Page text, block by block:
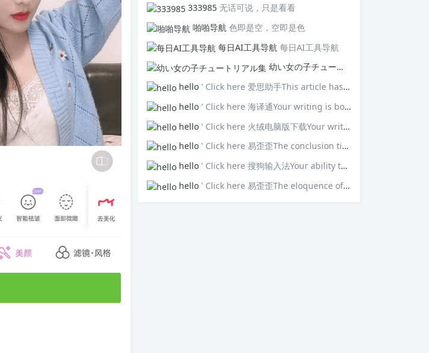
333985 无话可说，只是看看
啪啪导航 色即是空，空即是色
每日AI工具导航 每日AI工具导航
幼い女の子チュートリアル集
hello ' Click here 爱思助手This article has opened my eyes to new ideas—thank you!
hello ' Click here 海译通Your writing is both powerful and poignant.
hello ' Click here 火绒电脑版下载Your writing touches upon universal themes that resonate with many.
hello ' Click here 易歪歪The conclusion ties everything together brilliantly.
hello ' Click here 搜狗输入法Your ability to connect with the audience is impressive.
hello ' Click here 易歪歪The eloquence of your prose elevates the discussion.